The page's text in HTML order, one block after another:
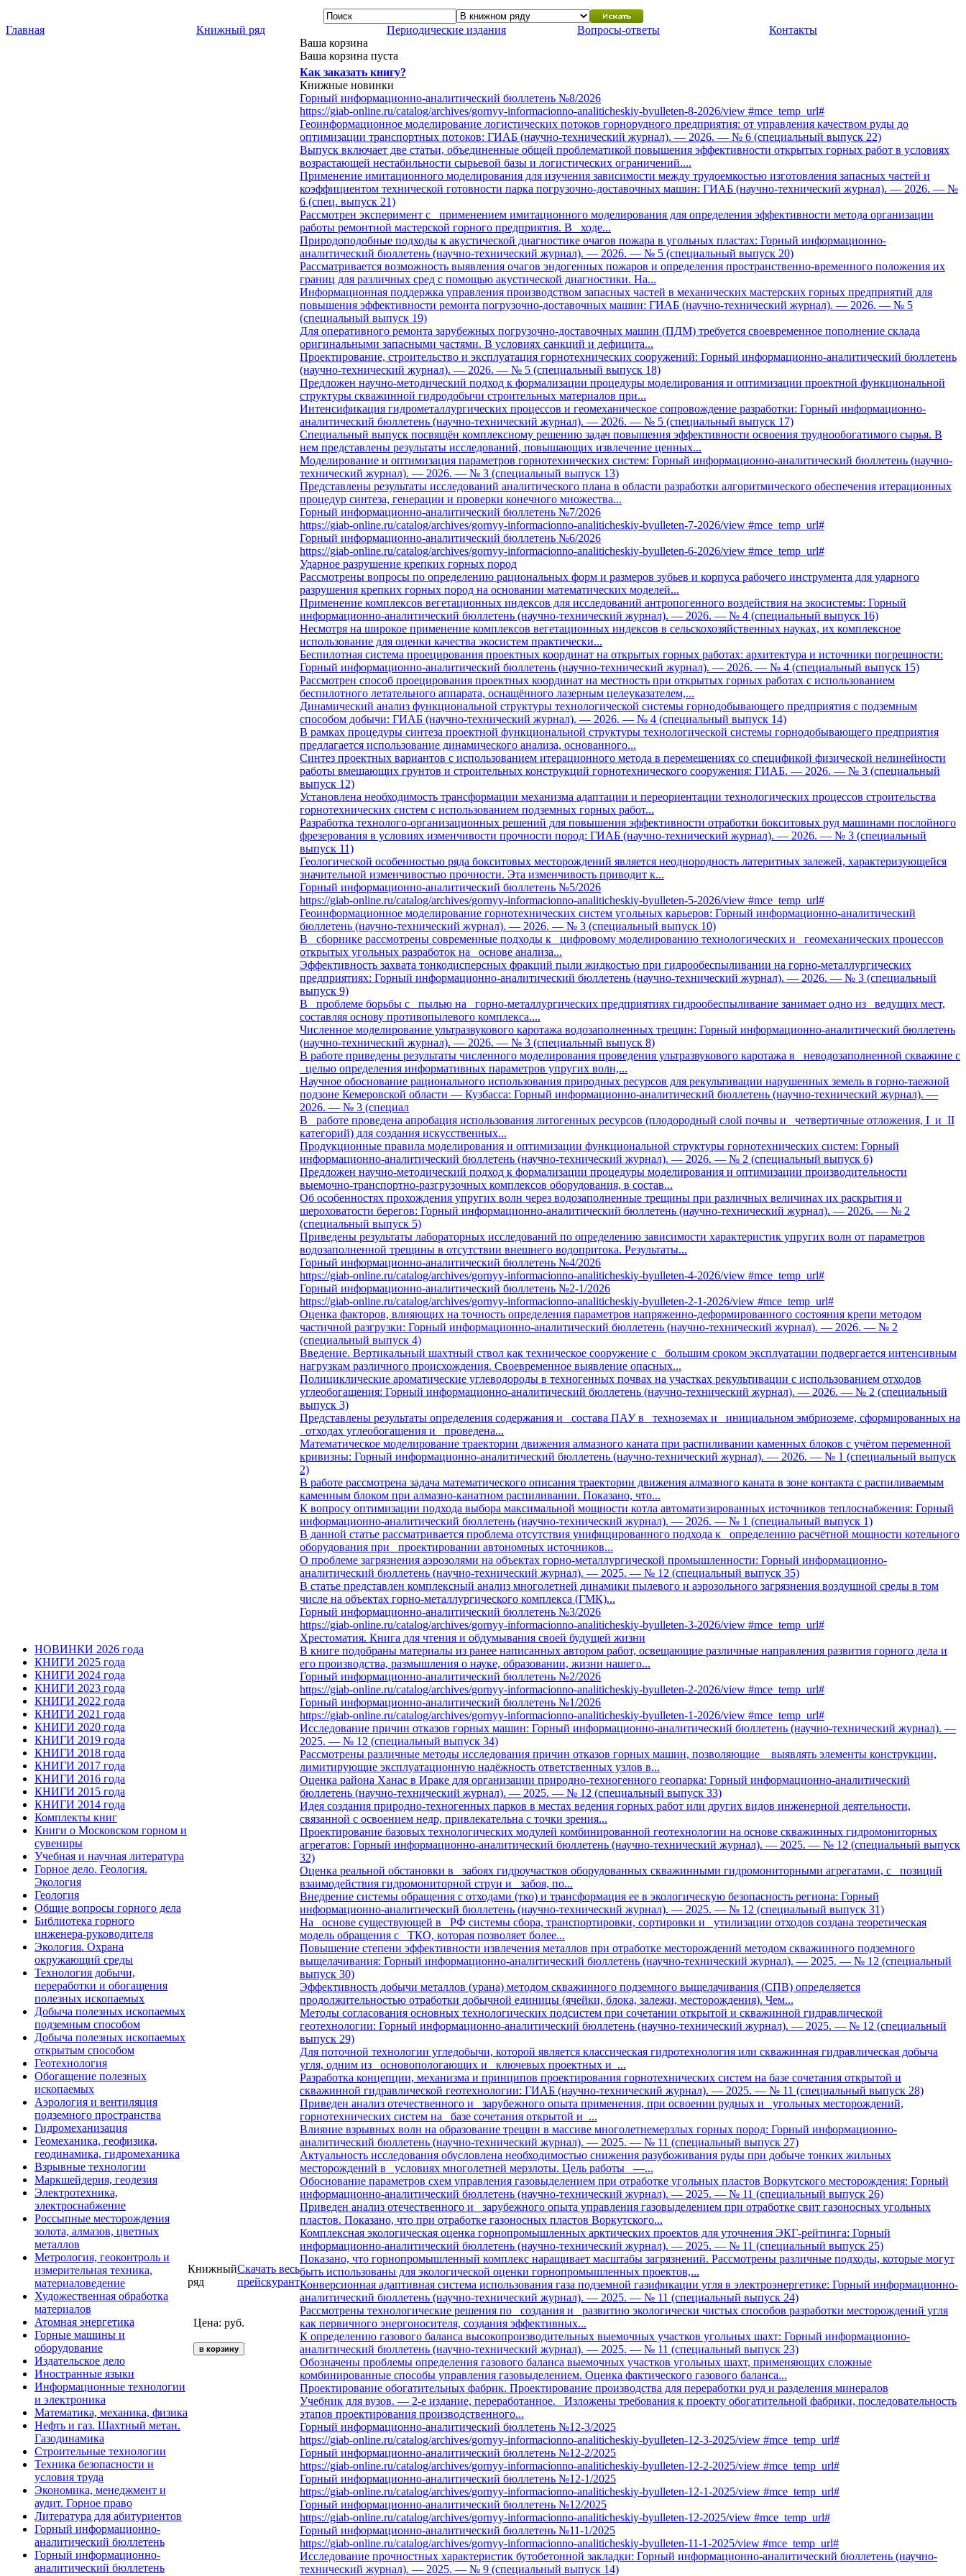
Главная Книжный ряд Периодические издания Вопросы-ответы Контакты
НОВИНКИ 2026 года
КНИГИ 2025 года
КНИГИ 2024 года
КНИГИ 2023 года
КНИГИ 2022 года
КНИГИ 2021 года
КНИГИ 2020 года
КНИГИ 2019 года
КНИГИ 2018 года
КНИГИ 2017 года
КНИГИ 2016 года
КНИГИ 2015 года
КНИГИ 2014 года
Комплекты книг
Книги о Московском горном и
сувениры
Учебная и научная литература
Горное дело. Геология.
Экология
Геология
Общие вопросы горного дела
Библиотека горного
инженера-руководителя
Экология. Охрана
окружающий среды
Технология добычи,
переработки и обогащения
полезных ископаемых
Добыча полезных ископаемых
подземным способом
Добыча полезных ископаемых
открытым способом
Геотехнология
Обогащение полезных
ископаемых
Аэрология и вентиляция
подземного пространства
Гидромеханизация
Геомеханика, геофизика,
геодинамика, гидромеханика
Взрывные технологии
Маркшейдерия, геодезия
Электротехника,
электроснабжение
Россыпные месторождения
золота, алмазов, цветных
металлов
Метрология, геоконтроль и
измерительная техника,
материаловедение
Художественная обработка
материалов
Атомная энергетика
Горные машины и
оборудование
Издательское дело
Иностранные языки
Информационные технологии
и электроника
Математика, механика, физика
Нефть и газ. Шахтный метан.
Газодинамика
Строительные технологии
Техника безопасности и
условия труда
Экономика, менеджмент и
аудит. Горное право
Литература для абитуриентов
Горный информационно-
аналитический бюллетень
Горный информационно-
аналитический бюллетень
Книжный
ряд
Скачать весь
прейскурант
Цена: руб.
Ваша корзина
Ваша корзина пуста
Как заказать книгу?
Книжные новинки
Горный информационно-аналитический бюллетень №8/2026
https://giab-online.ru/catalog/archives/gornyy-informacionno-analiticheskiy-byulleten-8-2026/view #mce_temp_url#
Геоинформационное моделирование логистических потоков горнорудного предприятия: от управления качеством руды до
оптимизации транспортных потоков: ГИАБ (научно-технический журнал). — 2026. — № 6 (специальный выпуск 22)
Выпуск включает две статьи, объединенные общей проблематикой повышения эффективности открытых горных работ в условиях
возрастающей нестабильности сырьевой базы и логистических ограничений....
Применение имитационного моделирования для изучения зависимости между трудоемкостью изготовления запасных частей и
коэффициентом технической готовности парка погрузочно-доставочных машин: ГИАБ (научно-технический журнал). — 2026. — №
6 (спец. выпуск 21)
Рассмотрен эксперимент с применением имитационного моделирования для определения эффективности метода организации
работы ремонтной мастерской горного предприятия. В ходе...
Природоподобные подходы к акустической диагностике очагов пожара в угольных пластах: Горный информационно-
аналитический бюллетень (научно-технический журнал). — 2026. — № 5 (специальный выпуск 20)
Рассматривается возможность выявления очагов эндогенных пожаров и определения пространственно-временного положения их
границ для различных сред с помощью акустической диагностики. На...
Информационная поддержка управления производством запасных частей в механических мастерских горных предприятий для
повышения эффективности ремонта погрузочно-доставочных машин: ГИАБ (научно-технический журнал). — 2026. — № 5
(специальный выпуск 19)
Для оперативного ремонта зарубежных погрузочно-доставочных машин (ПДМ) требуется своевременное пополнение склада
оригинальными запасными частями. В условиях санкций и дефицита...
Проектирование, строительство и эксплуатация горнотехнических сооружений: Горный информационно-аналитический бюллетень
(научно-технический журнал). — 2026. — № 5 (специальный выпуск 18)
Предложен научно-методический подход к формализации процедуры моделирования и оптимизации проектной функциональной
структуры скважинной гидродобычи строительных материалов при...
Интенсификация гидрометаллургических процессов и геомеханическое сопровождение разработки: Горный информационно-
аналитический бюллетень (научно-технический журнал). — 2026. — № 5 (специальный выпуск 17)
Специальный выпуск посвящён комплексному решению задач повышения эффективности освоения труднообогатимого сырья. В
нем представлены результаты исследований, повышающих извлечение ценных...
Моделирование и оптимизация параметров горнотехнических систем: Горный информационно-аналитический бюллетень (научно-
технический журнал). — 2026. — № 3 (специальный выпуск 13)
Представлены результаты исследований аналитического плана в области разработки алгоритмического обеспечения итерационных
процедур синтеза, генерации и проверки конечного множества...
Горный информационно-аналитический бюллетень №7/2026
https://giab-online.ru/catalog/archives/gornyy-informacionno-analiticheskiy-byulleten-7-2026/view #mce_temp_url#
Горный информационно-аналитический бюллетень №6/2026
https://giab-online.ru/catalog/archives/gornyy-informacionno-analiticheskiy-byulleten-6-2026/view #mce_temp_url#
Ударное разрушение крепких горных пород
Рассмотрены вопросы по определению рациональных форм и размеров зубьев и корпуса рабочего инструмента для ударного
разрушения крепких горных пород на основании математических моделей...
Применение комплексов вегетационных индексов для исследований антропогенного воздействия на экосистемы: Горный
информационно-аналитический бюллетень (научно-технический журнал). — 2026. — № 4 (специальный выпуск 16)
Несмотря на широкое применение комплексов вегетационных индексов в сельскохозяйственных науках, их комплексное
использование для оценки качества экосистем практически...
Беспилотная система проецирования проектных координат на открытых горных работах: архитектура и источники погрешности:
Горный информационно-аналитический бюллетень (научно-технический журнал). — 2026. — № 4 (специальный выпуск 15)
Рассмотрен способ проецирования проектных координат на местность при открытых горных работах с использованием
беспилотного летательного аппарата, оснащённого лазерным целеуказателем,...
Динамический анализ функциональной структуры технологической системы горнодобывающего предприятия с подземным
способом добычи: ГИАБ (научно-технический журнал). — 2026. — № 4 (специальный выпуск 14)
В рамках процедуры синтеза проектной функциональной структуры технологической системы горнодобывающего предприятия
предлагается использование динамического анализа, основанного...
Синтез проектных вариантов с использованием итерационного метода в перемещениях со спецификой физической нелинейности
работы вмещающих грунтов и строительных конструкций горнотехнического сооружения: ГИАБ. — 2026. — № 3 (специальный
выпуск 12)
Установлена необходимость трансформации механизма адаптации и переориентации технологических процессов строительства
горнотехнических систем с использованием подземных горных работ...
Разработка технолого-организационных решений для повышения эффективности отработки бокситовых руд машинами послойного
фрезерования в условиях изменчивости прочности пород: ГИАБ (научно-технический журнал). — 2026. — № 3 (специальный
выпуск 11)
Геологической особенностью ряда бокситовых месторождений является неоднородность латеритных залежей, характеризующейся
значительной изменчивостью прочности. Эта изменчивость приводит к...
Горный информационно-аналитический бюллетень №5/2026
https://giab-online.ru/catalog/archives/gornyy-informacionno-analiticheskiy-byulleten-5-2026/view #mce_temp_url#
Геоинформационное моделирование горнотехнических систем угольных карьеров: Горный информационно-аналитический
бюллетень (научно-технический журнал). — 2026. — № 3 (специальный выпуск 10)
В сборнике рассмотрены современные подходы к цифровому моделированию технологических и геомеханических процессов
открытых угольных разработок на основе анализа...
Эффективность захвата тонкодисперсных фракций пыли жидкостью при гидрообеспыливании на горно-металлургических
предприятиях: Горный информационно-аналитический бюллетень (научно-технический журнал). — 2026. — № 3 (специальный
выпуск 9)
В проблеме борьбы с пылью на горно-металлургических предприятиях гидрообеспыливание занимает одно из ведущих мест,
составляя основу противопылевого комплекса....
Численное моделирование ультразвукового каротажа водозаполненных трещин: Горный информационно-аналитический бюллетень
(научно-технический журнал). — 2026. — № 3 (специальный выпуск 8)
В работе приведены результаты численного моделирования проведения ультразвукового каротажа в неводозаполненной скважине с
целью определения информативных параметров упругих волн,...
Научное обоснование рационального использования природных ресурсов для рекультивации нарушенных земель в горно-таежной
подзоне Кемеровской области — Кузбасса: Горный информационно-аналитический бюллетень (научно-технический журнал). —
2026. — № 3 (специал
В работе проведена апробация использования литогенных ресурсов (плодородный слой почвы и четвертичные отложения, I и II
категорий) для создания искусственных...
Продукционные правила моделирования и оптимизации функциональной структуры горнотехнических систем: Горный
информационно-аналитический бюллетень (научно-технический журнал). — 2026. — № 2 (специальный выпуск 6)
Предложен научно-методический подход к формализации процедуры моделирования и оптимизации производительности
выемочно-транспортно-разгрузочных комплексов оборудования, в состав...
Об особенностях прохождения упругих волн через водозаполненные трещины при различных величинах их раскрытия и
шероховатости берегов: Горный информационно-аналитический бюллетень (научно-технический журнал). — 2026. — № 2
(специальный выпуск 5)
Приведены результаты лабораторных исследований по определению зависимости характеристик упругих волн от параметров
водозаполненной трещины в отсутствии внешнего водопритока. Результаты...
Горный информационно-аналитический бюллетень №4/2026
https://giab-online.ru/catalog/archives/gornyy-informacionno-analiticheskiy-byulleten-4-2026/view #mce_temp_url#
Горный информационно-аналитический бюллетень №2-1/2026
https://giab-online.ru/catalog/archives/gornyy-informacionno-analiticheskiy-byulleten-2-1-2026/view #mce_temp_url#
Оценка факторов, влияющих на точность определения параметров напряженно-деформированного состояния крепи методом
частичной разгрузки: Горный информационно-аналитический бюллетень (научно-технический журнал). — 2026. — № 2
(специальный выпуск 4)
Введение. Вертикальный шахтный ствол как техническое сооружение с большим сроком эксплуатации подвергается интенсивным
нагрузкам различного происхождения. Своевременное выявление опасных...
Полициклические ароматические углеводороды в техногенных почвах на участках рекультивации с использованием отходов
углеобогащения: Горный информационно-аналитический бюллетень (научно-технический журнал). — 2026. — № 2 (специальный
выпуск 3)
Представлены результаты определения содержания и состава ПАУ в техноземах и инициальном эмбриоземе, сформированных на
отходах углеобогащения и проведена...
Математическое моделирование траектории движения алмазного каната при распиливании каменных блоков с учётом переменной
кривизны: Горный информационно-аналитический бюллетень (научно-технический журнал). — 2026. — № 1 (специальный выпуск
2)
В работе рассмотрена задача математического описания траектории движения алмазного каната в зоне контакта с распиливаемым
каменным блоком при алмазно-канатном распиливании. Показано, что...
К вопросу оптимизации подхода выбора максимальной мощности котла автоматизированных источников теплоснабжения: Горный
информационно-аналитический бюллетень (научно-технический журнал). — 2026. — № 1 (специальный выпуск 1)
В данной статье рассматривается проблема отсутствия унифицированного подхода к определению расчётной мощности котельного
оборудования при проектировании автономных источников...
О проблеме загрязнения аэрозолями на объектах горно-металлургической промышленности: Горный информационно-
аналитический бюллетень (научно-технический журнал). — 2025. — № 12 (специальный выпуск 35)
В статье представлен комплексный анализ многолетней динамики пылевого и аэрозольного загрязнения воздушной среды в том
числе на объектах горно-металлургического комплекса (ГМК)...
Горный информационно-аналитический бюллетень №3/2026
https://giab-online.ru/catalog/archives/gornyy-informacionno-analiticheskiy-byulleten-3-2026/view #mce_temp_url#
Хрестоматия. Книга для чтения и обдумывания своей будущей жизни
В книге подобраны материалы из ранее написанных автором работ, освещающие различные направления развития горного дела и
его производства, размышления о науке, образовании, жизни нашего...
Горный информационно-аналитический бюллетень №2/2026
https://giab-online.ru/catalog/archives/gornyy-informacionno-analiticheskiy-byulleten-2-2026/view #mce_temp_url#
Горный информационно-аналитический бюллетень №1/2026
https://giab-online.ru/catalog/archives/gornyy-informacionno-analiticheskiy-byulleten-1-2026/view #mce_temp_url#
Исследование причин отказов горных машин: Горный информационно-аналитический бюллетень (научно-технический журнал). —
2025. — № 12 (специальный выпуск 34)
Рассмотрены различные методы исследования причин отказов горных машин, позволяющие выявлять элементы конструкции,
лимитирующие эксплуатационную надёжность ответственных узлов в...
Оценка района Ханас в Ираке для организации природно-техногенного геопарка: Горный информационно-аналитический
бюллетень (научно-технический журнал). — 2025. — № 12 (специальный выпуск 33)
Идея создания природно-техногенных парков в местах ведения горных работ или других видов инженерной деятельности,
связанной с освоением недр, привлекательна с точки зрения...
Проектирование базовых технологических модулей комбинированной геотехнологии на основе скважинных гидромониторных
агрегатов: Горный информационно-аналитический бюллетень (научно-технический журнал). — 2025. — № 12 (специальный выпуск
32)
Оценка реальной обстановки в забоях гидроучастков оборудованных скважинными гидромониторными агрегатами, с позиций
взаимодействия гидромониторной струи и забоя, по...
Внедрение системы обращения с отходами (тко) и трансформация ее в экологическую безопасность региона: Горный
информационно-аналитический бюллетень (научно-технический журнал). — 2025. — № 12 (специальный выпуск 31)
На основе существующей в РФ системы сбора, транспортировки, сортировки и утилизации отходов создана теоретическая
модель обращения с ТКО, которая позволяет более...
Повышение степени эффективности извлечения металлов при отработке месторождений методом скважинного подземного
выщелачивания: Горный информационно-аналитический бюллетень (научно-технический журнал). — 2025. — № 12 (специальный
выпуск 30)
Эффективность добычи металлов (урана) методом скважинного подземного выщелачивания (СПВ) определяется
продолжительностью отработки добычной единицы (ячейки, блока, залежи, месторождения). Чем...
Методы согласования основных технологических подсистем при сочетании открытой и скважинной гидравлической
геотехнологии: Горный информационно-аналитический бюллетень (научно-технический журнал). — 2025. — № 12 (специальный
выпуск 29)
Для поточной технологии угледобычи, которой является классическая гидротехнология или скважинная гидравлическая добыча
угля, одним из основопологающих и ключевых проектных и ...
Разработка концепции, механизма и принципов проектирования горнотехнических систем на базе сочетания открытой и
скважинной гидравлической геотехнологии: ГИАБ (научно-технический журнал). — 2025. — № 11 (специальный выпуск 28)
Приведен анализ отечественного и зарубежного опыта применения, при освоении рудных и угольных месторождений,
горнотехнических систем на базе сочетания открытой и ...
Влияние взрывных волн на образование трещин в массиве многолетнемерзлых горных пород: Горный информационно-
аналитический бюллетень (научно-технический журнал). — 2025. — № 11 (специальный выпуск 27)
Актуальность исследования обусловлена необходимостью снижения разубоживания руды при добыче тонких жильных
месторождений в условиях многолетней мерзлоты. Цель работы —...
Обоснование параметров схем управления газовыделением при отработке угольных пластов Воркутского месторождения: Горный
информационно-аналитический бюллетень (научно-технический журнал). — 2025. — № 11 (специальный выпуск 26)
Приведен анализ отечественного и зарубежного опыта управления газовыделением при отработке свит газоносных угольных
пластов. Показано, что при отработке газоносных пластов Воркутского...
Комплексная экологическая оценка горнопромышленных арктических проектов для уточнения ЭКГ-рейтинга: Горный
информационно-аналитический бюллетень (научно-технический журнал). — 2025. — № 11 (специальный выпуск 25)
Показано, что горнопромышленный комплекс наращивает масштабы загрязнений. Рассмотрены различные подходы, которые могут
быть использованы для экологической оценки горнопромышленных проектов,...
Конверсионная адаптивная система использования газа подземной газификации угля в электроэнергетике: Горный информационно-
аналитический бюллетень (научно-технический журнал). — 2025. — № 11 (специальный выпуск 24)
Рассмотрены технологические решения по создания и развитию экологически чистых способов разработки месторождений угля
как первичного энергоносителя, создания эффективных...
К определению газового баланса высокопроизводительных выемочных участков угольных шахт: Горный информационно-
аналитический бюллетень (научно-технический журнал). — 2025. — № 11 (специальный выпуск 23)
Обозначены проблемы определения газового баланса выемочных участков угольных шахт, применяющих сложные
комбинированные способы управления газовыделением. Оценка фактического газового баланса...
Проектирование обогатительных фабрик. Проектирование производства для переработки руд и разделения минералов
Учебник для вузов. — 2-е издание, переработанное. Изложены требования к проекту обогатительной фабрики, последовательность
этапов проектирования производственного...
Горный информационно-аналитический бюллетень №12-3/2025
https://giab-online.ru/catalog/archives/gornyy-informacionno-analiticheskiy-byulleten-12-3-2025/view #mce_temp_url#
Горный информационно-аналитический бюллетень №12-2/2025
https://giab-online.ru/catalog/archives/gornyy-informacionno-analiticheskiy-byulleten-12-2-2025/view #mce_temp_url#
Горный информационно-аналитический бюллетень №12-1/2025
https://giab-online.ru/catalog/archives/gornyy-informacionno-analiticheskiy-byulleten-12-1-2025/view #mce_temp_url#
Горный информационно-аналитический бюллетень №12/2025
https://giab-online.ru/catalog/archives/gornyy-informacionno-analiticheskiy-byulleten-12-2025/view #mce_temp_url#
Горный информационно-аналитический бюллетень №11-1/2025
https://giab-online.ru/catalog/archives/gornyy-informacionno-analiticheskiy-byulleten-11-1-2025/view #mce_temp_url#
Исследование прочностных характеристик бутобетонной закладки: Горный информационно-аналитический бюллетень (научно-
технический журнал). — 2025. — № 9 (специальный выпуск 14)